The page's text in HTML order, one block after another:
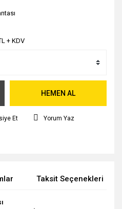
+ KDV
HEMEN AL
Et Yorum Yaz
Taksit Seçenekleri